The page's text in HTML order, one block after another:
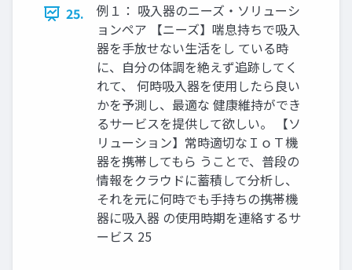
25.
例１： 吸入器のニーズ・ソリューシ
ョンペア 【ニーズ】喘息持ちで吸入
器を手放せない生活をし ている時
に、自分の体調を絶えず追跡してく
れて、 何時吸入器を使用したら良い
かを予測し、最適な 健康維持ができ
るサービスを提供して欲しい。 【ソ
リューション】常時適切なＩｏＴ機
器を携帯してもら うことで、普段の
情報をクラウドに蓄積して分析し、
それを元に何時でも手持ちの携帯機
器に吸入器 の使用時期を連絡するサ
ービス 25